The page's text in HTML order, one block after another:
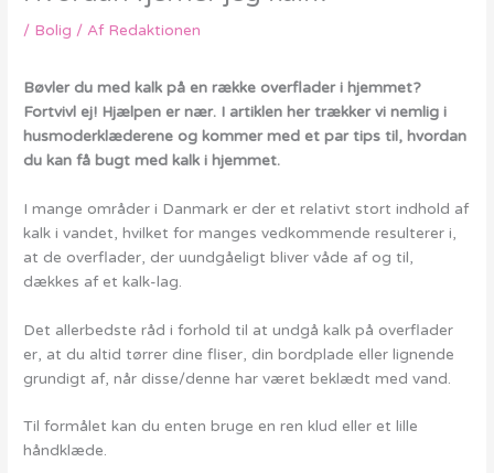
/ Bolig / Af Redaktionen
Bøvler du med kalk på en række overflader i hjemmet?
Fortvivl ej! Hjælpen er nær. I artiklen her trækker vi nemlig i
husmoderklæderene og kommer med et par tips til, hvordan
du kan få bugt med kalk i hjemmet.
I mange områder i Danmark er der et relativt stort indhold af
kalk i vandet, hvilket for manges vedkommende resulterer i,
at de overflader, der uundgåeligt bliver våde af og til,
dækkes af et kalk-lag.
Det allerbedste råd i forhold til at undgå kalk på overflader
er, at du altid tørrer dine fliser, din bordplade eller lignende
grundigt af, når disse/denne har været beklædt med vand.
Til formålet kan du enten bruge en ren klud eller et lille
håndklæde.